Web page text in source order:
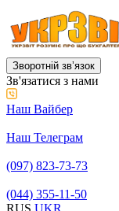
Зворотній звʼязок
Зв'язатися з нами
Наш Вайбер
Наш Телеграм
(097) 823-73-73
(044) 355-11-50
RUS UKR